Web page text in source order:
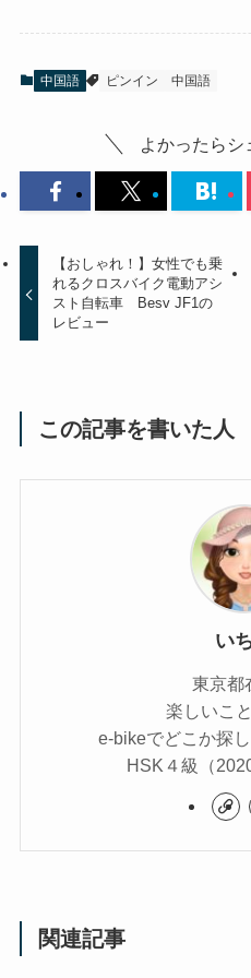
e
b
k
er e
st
中国語 ピンイン 中国語
よかったらシ
【おしゃれ！】女性でも乗
れるクロスバイク電動アシ
スト自転車 Besv JF1の
レビュー
この記事を書いた人
い
東京都
楽しいこ
e-bikeでどこか探
HSK４級（
関連記事